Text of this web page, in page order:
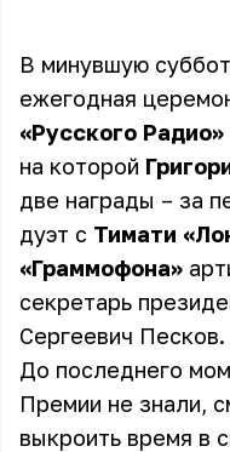
В минувшую
ежегодная
«Русского
на которой
две награды – за
дуэт с Тимати
«Граммофона»
секретарь
Сергеевич Песков.
До последнего
Премии не знали,
выкроить время в